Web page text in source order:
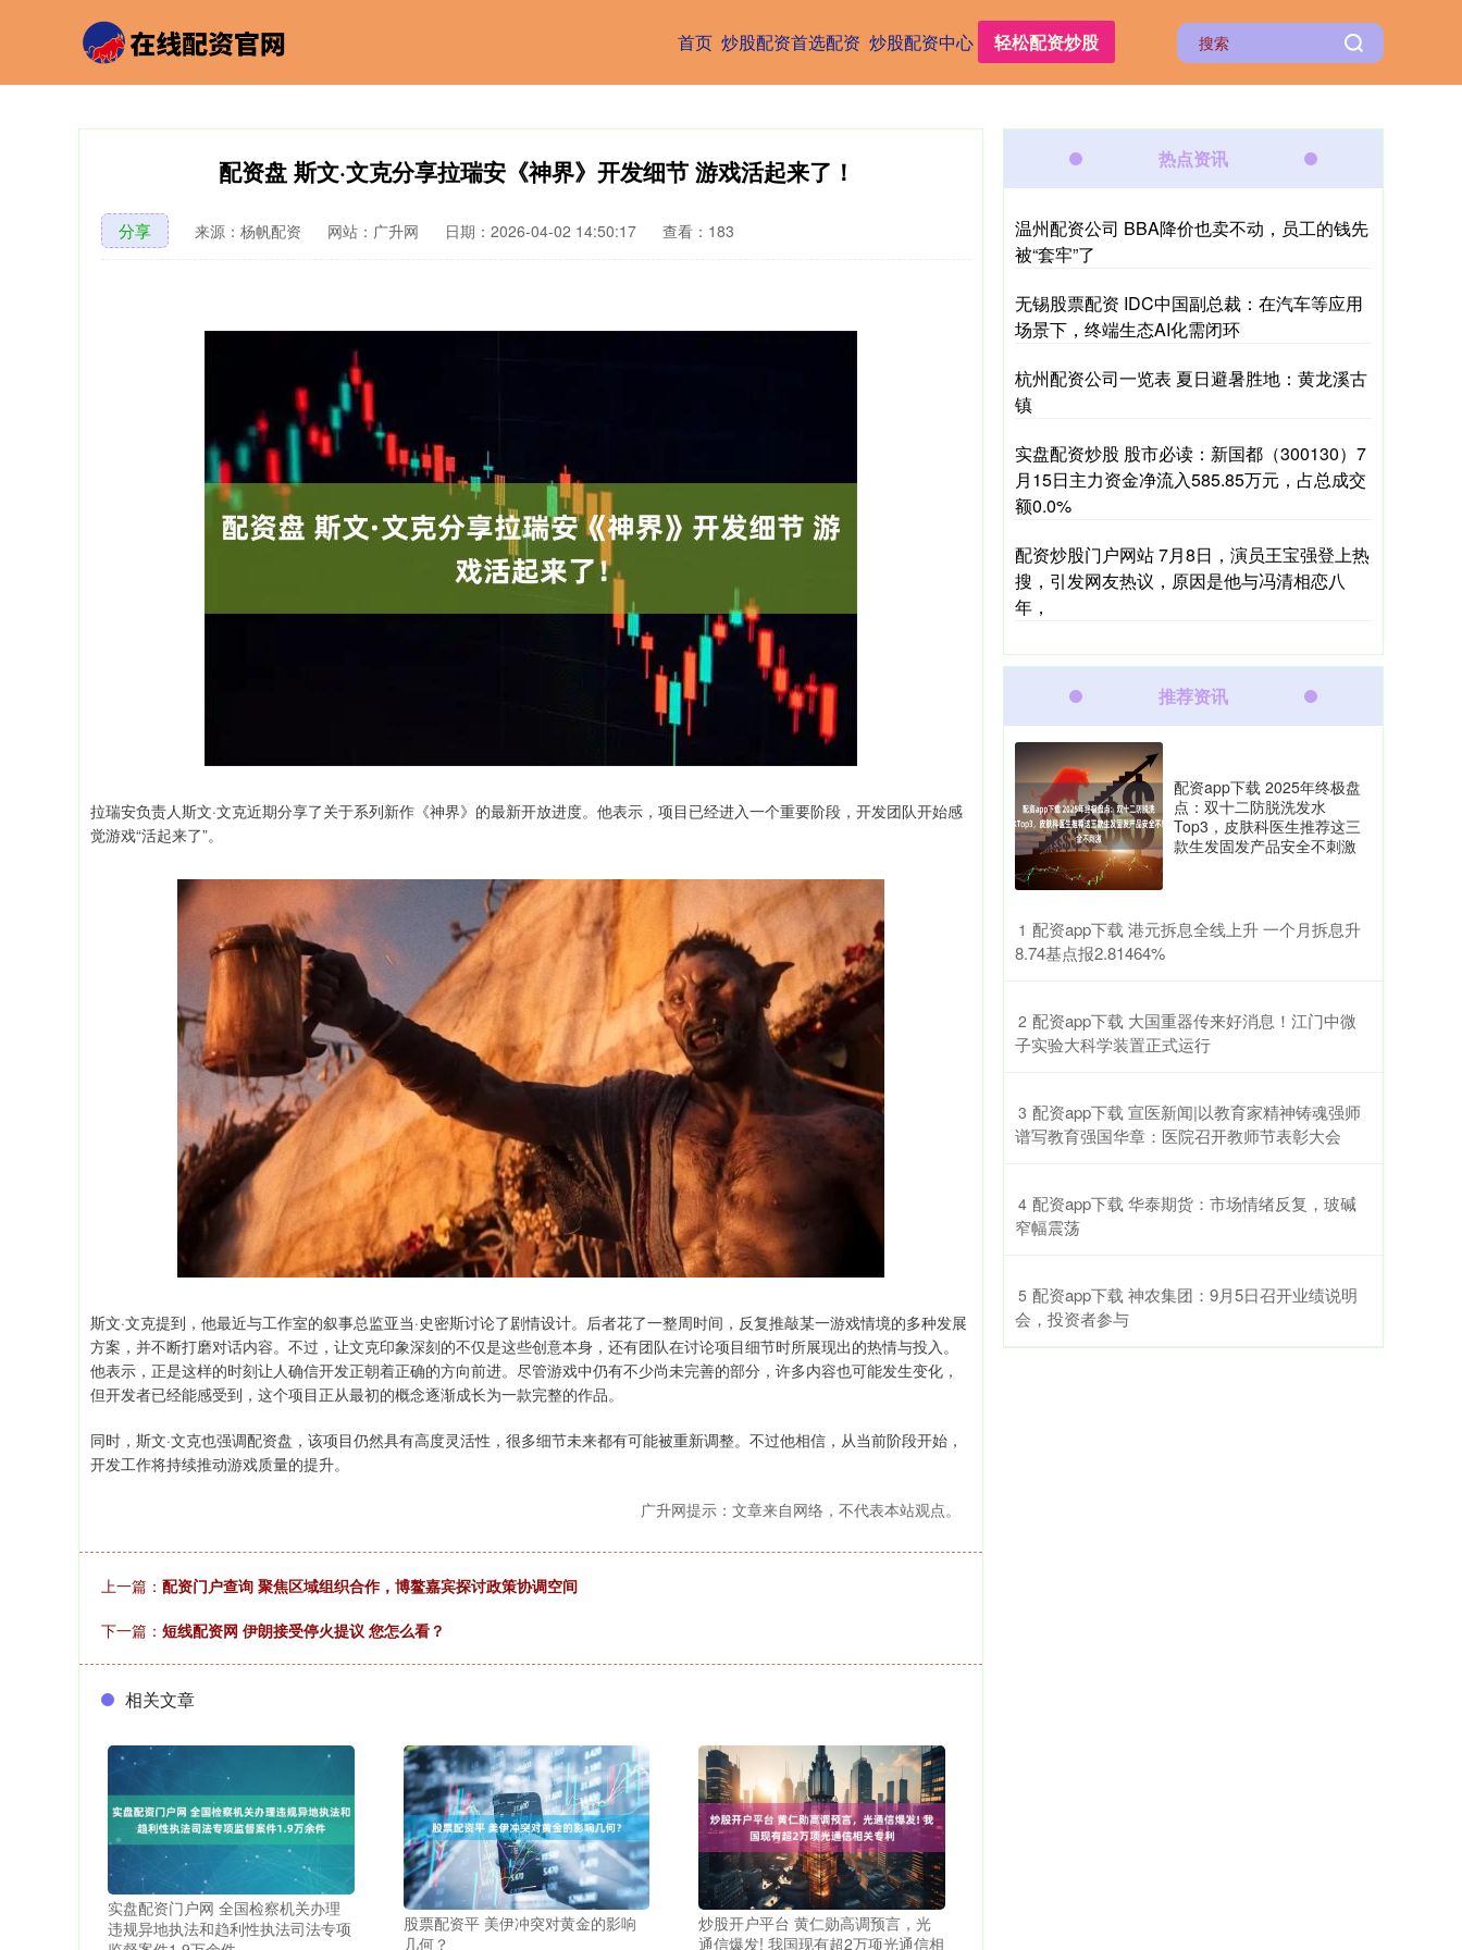
首页 炒股配资首选配资 炒股配资中心 轻松配资炒股
配资盘 斯文·文克分享拉瑞安《神界》开发细节 游戏活起来了！
分享 来源：杨帆配资 网站：广升网 日期：2026-04-02 14:50:17 查看：183
拉瑞安负责人斯文·文克近期分享了关于系列新作《神界》的最新开放进度。他表示，项目已经进入一个重要阶段，开发团队开始感
觉游戏“活起来了”。
斯文·文克提到，他最近与工作室的叙事总监亚当·史密斯讨论了剧情设计。后者花了一整周时间，反复推敲某一游戏情境的多种发展
方案，并不断打磨对话内容。不过，让文克印象深刻的不仅是这些创意本身，还有团队在讨论项目细节时所展现出的热情与投入。
他表示，正是这样的时刻让人确信开发正朝着正确的方向前进。尽管游戏中仍有不少尚未完善的部分，许多内容也可能发生变化，
但开发者已经能感受到，这个项目正从最初的概念逐渐成长为一款完整的作品。
同时，斯文·文克也强调配资盘，该项目仍然具有高度灵活性，很多细节未来都有可能被重新调整。不过他相信，从当前阶段开始，
开发工作将持续推动游戏质量的提升。
广升网提示：文章来自网络，不代表本站观点。
上一篇： 配资门户查询 聚焦区域组织合作，博鳌嘉宾探讨政策协调空间
下一篇： 短线配资网 伊朗接受停火提议 您怎么看？
相关文章
实盘配资门户网 全国检察机关办理
违规异地执法和趋利性执法司法专项
股票配资平 美伊冲突对黄金的影响
几何？
炒股开户平台 黄仁勋高调预言，光
通信爆发! 我国现有超2万项光通信相
热点资讯
温州配资公司 BBA降价也卖不动，员工的钱先
被“套牢”了
无锡股票配资 IDC中国副总裁：在汽车等应用
场景下，终端生态AI化需闭环
杭州配资公司一览表 夏日避暑胜地：黄龙溪古
镇
实盘配资炒股 股市必读：新国都（300130）7
月15日主力资金净流入585.85万元，占总成交
额0.0%
配资炒股门户网站 7月8日，演员王宝强登上热
搜，引发网友热议，原因是他与冯清相恋八
年，
推荐资讯
配资app下载 2025年终极盘
点：双十二防脱洗发水
Top3，皮肤科医生推荐这三
款生发固发产品安全不刺激
1 ​配资app下载 港元拆息全线上升 一个月拆息升
8.74基点报2.81464%
2 ​配资app下载 大国重器传来好消息！江门中微
子实验大科学装置正式运行
3 ​配资app下载 宣医新闻|以教育家精神铸魂强师
谱写教育强国华章：医院召开教师节表彰大会
4 ​配资app下载 华泰期货：市场情绪反复，玻碱
窄幅震荡
5 ​配资app下载 神农集团：9月5日召开业绩说明
会，投资者参与